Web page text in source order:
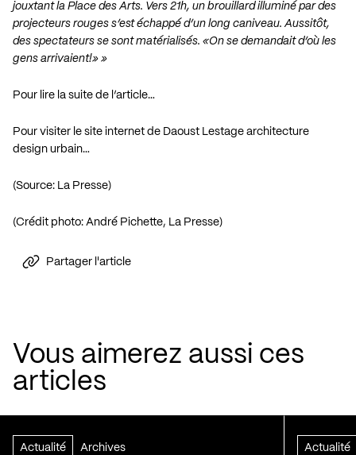
jouxtant la Place des Arts. Vers 21h, un brouillard illuminé par des
projecteurs rouges s’est échappé d’un long caniveau. Aussitôt,
des spectateurs se sont matérialisés. «On se demandait d’où les
gens arrivaient!» »
Pour lire la suite de l’article…
Pour visiter le site internet de Daoust Lestage architecture
design urbain…
(Source: La Presse)
(Crédit photo: André Pichette, La Presse)
Partager l'article
Vous aimerez aussi ces
articles
Actualité Archives Actualité